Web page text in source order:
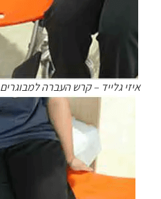
איזי גלייד – קרש העברה למבוגרים